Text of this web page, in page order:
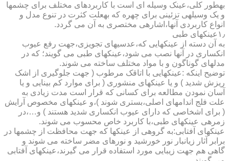
به­طور کلی،عینک وسیله ای است با کاربردهای مختلف برای چشمها
و یک وسیله­ی تزئینی برای چهره که به­علت کثرت در تنوع مدل و
انواع کاربردی آنها،اشاره­ی مختصری به آن می گردد.
۱٫عینکهای طبی
به آن دسته از عینکهایی که،عدسیهای تجویزی،جهت رفع عیوب
انکساری در آنها نصب می شود،عینکهای طبی می گویند؛ که در
مدلهای گوناگون و با مواد مختلف ساخته می شوند.
توضیح اینکه :عینکهایی با اتاقک مرطوب ( جهت جلوگیری از اشک
ریزش شدید ) و یا عینکهای منشوری ( برای موارد کم بینایی و یا
آسان نمودن مطالعه برای کسانی که قرار است مدت زیادی به
علت فلج اندامهای اصلی،بستری شوند )،و عینکهای مخصوص آرایش
( برای اشخاصی که دارای عیوب انکساری شدید هستند ) و…،در
زمره­ی عینکهای طبی،با کاربرد خاص محسوب می شوند.
عینکهای آفتابی:به گروهی از عینکها که جهت محافظت از چشمها در
برابر آثار زیانبار نور خورشید و نورهای مضر ساخته می شوند و
گاهی هم جهت زیبایی مورد استفاده قرار می گیرند،عینکهای آفتابی